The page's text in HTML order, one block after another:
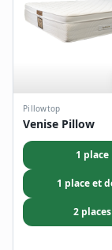
Pillowtop
Venise Pillow
1 place
1 place et
2 places